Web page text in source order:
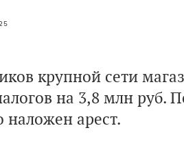
крупной сети
на 3,8 млн руб.
наложен арест.